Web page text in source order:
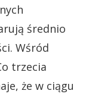
średnio
Wśród
trzecia
że w ciągu